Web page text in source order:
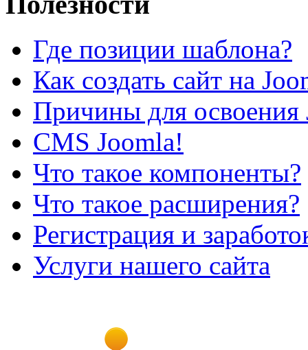
Где позиции шаблона?
Как создать сайт на
Причины для освоения
CMS Joomla!
Что такое компоненты?
Что такое расширения?
Регистрация и
Услуги нашего сайта